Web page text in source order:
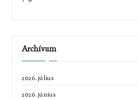
Archívum
2026. július
2026. június